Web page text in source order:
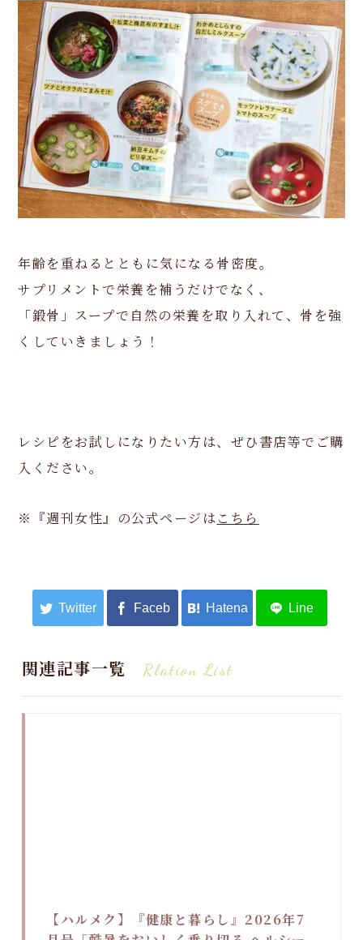
年齢を重ねるとともに気になる骨密度。
サプリメントで栄養を補うだけでなく、
「鍛骨」スープで自然の栄養を取り入れて、骨を強
くしていきましょう！
レシピをお試しになりたい方は、ぜひ書店等でご購
入ください。
※『週刊女性』の公式ページはこちら
関連記事一覧 Rlation List
【ハルメク】『健康と暮らし』2026年7